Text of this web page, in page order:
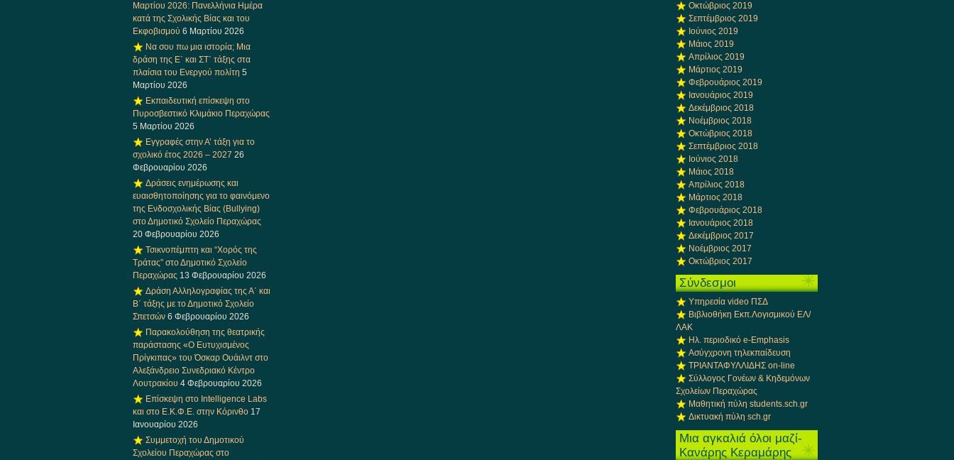
Μαρτίου 2026: Πανελλήνια Ημέρα
κατά της Σχολικής Βίας και του
Εκφοβισμού 6 Μαρτίου 2026
Να σου πω μια ιστορία; Μια
δράση της Ε΄ και ΣΤ΄ τάξης στα
πλαίσια του Ενεργού πολίτη 5
Μαρτίου 2026
Εκπαιδευτική επίσκεψη στο
Πυροσβεστικό Κλιμάκιο Περαχώρας
5 Μαρτίου 2026
Εγγραφές στην Α’ τάξη για το
σχολικό έτος 2026 – 2027 26
Φεβρουαρίου 2026
Δράσεις ενημέρωσης και
ευαισθητοποίησης για το φαινόμενο
της Ενδοσχολικής Βίας (Bullying)
στο Δημοτικό Σχολείο Περαχώρας
20 Φεβρουαρίου 2026
Τσικνοπέμπτη και “Χορός της
Τράτας” στο Δημοτικό Σχολείο
Περαχώρας 13 Φεβρουαρίου 2026
Δράση Αλληλογραφίας της Α΄ και
Β΄ τάξης με το Δημοτικό Σχολείο
Σπετσών 6 Φεβρουαρίου 2026
Παρακολούθηση της θεατρικής
παράστασης «Ο Ευτυχισμένος
Πρίγκιπας» του Όσκαρ Ουάιλντ στο
Αλεξάνδρειο Συνεδριακό Κέντρο
Λουτρακίου 4 Φεβρουαρίου 2026
Επίσκεψη στο Intelligence Labs
και στο Ε.Κ.Φ.Ε. στην Κόρινθο 17
Ιανουαρίου 2026
Συμμετοχή του Δημοτικού
Σχολείου Περαχώρας στο
Οκτώβριος 2019
Σεπτέμβριος 2019
Ιούνιος 2019
Μάιος 2019
Απρίλιος 2019
Μάρτιος 2019
Φεβρουάριος 2019
Ιανουάριος 2019
Δεκέμβριος 2018
Νοέμβριος 2018
Οκτώβριος 2018
Σεπτέμβριος 2018
Ιούνιος 2018
Μάιος 2018
Απρίλιος 2018
Μάρτιος 2018
Φεβρουάριος 2018
Ιανουάριος 2018
Δεκέμβριος 2017
Νοέμβριος 2017
Οκτώβριος 2017
Σύνδεσμοι
Υπηρεσία video ΠΣΔ
Βιβλιοθήκη Εκπ.Λογισμικού ΕΛ/
ΛΑΚ
Ηλ. περιοδικό e-Emphasis
Ασύγχρονη τηλεκπαίδευση
ΤΡΙΑΝΤΑΦΥΛΛΙΔΗΣ on-line
Σύλλογος Γονέων & Κηδεμόνων
Σχολείων Περαχώρας
Μαθητική πύλη students.sch.gr
Δικτυακή πύλη sch.gr
Μια αγκαλιά όλοι μαζί-
Κανάρης Κεραμάρης